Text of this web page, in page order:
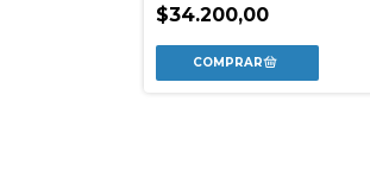
$34.200,00